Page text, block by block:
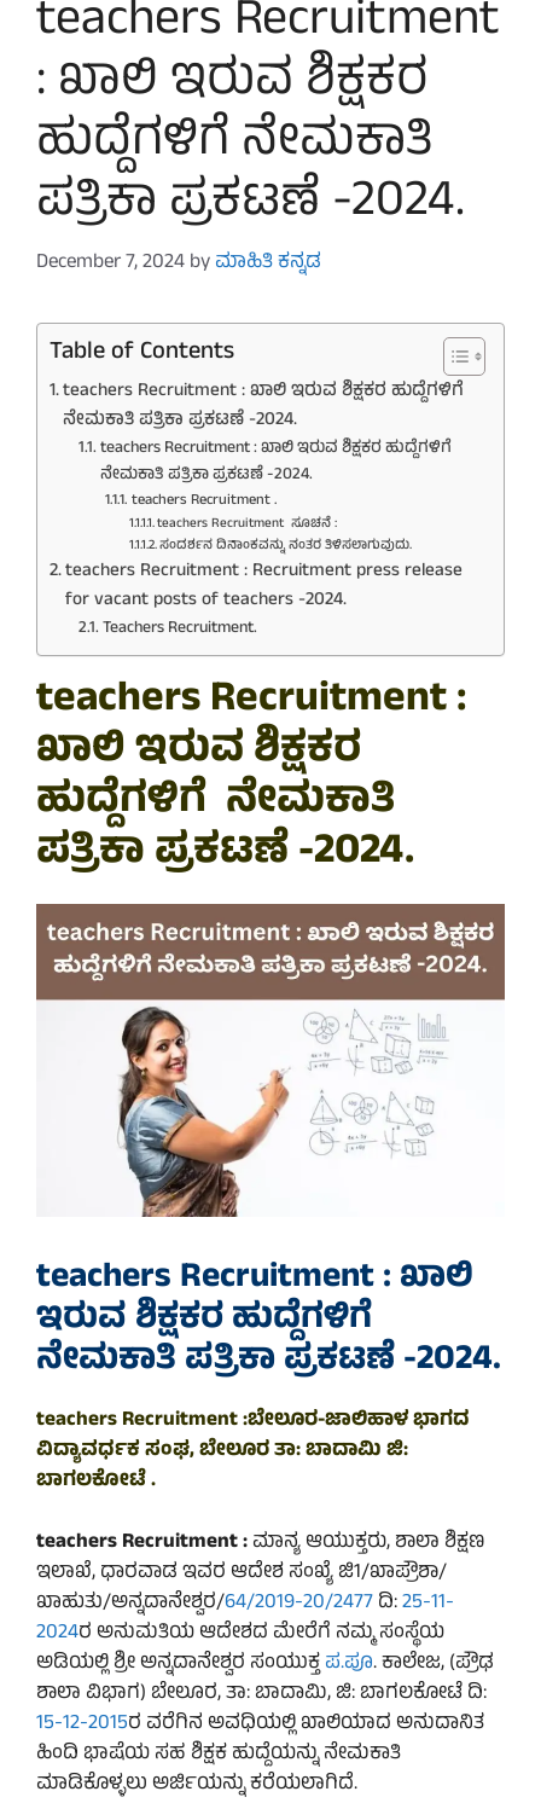
teachers Recruitment
: ಖಾಲಿ ಇರುವ ಶಿಕ್ಷಕರ
ಹುದ್ದೆಗಳಿಗೆ ನೇಮಕಾತಿ
ಪತ್ರಿಕಾ ಪ್ರಕಟಣೆ -2024.
December 7, 2024byಮಾಹಿತಿ ಕನ್ನಡ
Table of Contents
teachers Recruitment : ಖಾಲಿ ಇರುವ ಶಿಕ್ಷಕರ ಹುದ್ದೆಗಳಿಗೆ
ನೇಮಕಾತಿ ಪತ್ರಿಕಾ ಪ್ರಕಟಣೆ -2024.
teachers Recruitment : ಖಾಲಿ ಇರುವ ಶಿಕ್ಷಕರ ಹುದ್ದೆಗಳಿಗೆ
ನೇಮಕಾತಿ ಪತ್ರಿಕಾ ಪ್ರಕಟಣೆ -2024.
teachers Recruitment .
teachers Recruitment ಸೂಚನೆ :
ಸಂದರ್ಶನ ದಿನಾಂಕವನ್ನು ನಂತರ ತಿಳಿಸಲಾಗುವುದು.
teachers Recruitment : Recruitment press release
for vacant posts of teachers -2024.
Teachers Recruitment.
teachers Recruitment :
ಖಾಲಿ ಇರುವ ಶಿಕ್ಷಕರ
ಹುದ್ದೆಗಳಿಗೆ ನೇಮಕಾತಿ
ಪತ್ರಿಕಾ ಪ್ರಕಟಣೆ -2024.
teachers Recruitment : ಖಾಲಿ
ಇರುವ ಶಿಕ್ಷಕರ ಹುದ್ದೆಗಳಿಗೆ
ನೇಮಕಾತಿ ಪತ್ರಿಕಾ ಪ್ರಕಟಣೆ -2024.
teachers Recruitment :ಬೇಲೂರ-ಜಾಲಿಹಾಳ ಭಾಗದ
ವಿದ್ಯಾವರ್ಧಕ ಸಂಘ, ಬೇಲೂರ ತಾ: ಬಾದಾಮಿ ಜಿ:
ಬಾಗಲಕೋಟೆ .
teachers Recruitment :ಮಾನ್ಯ ಆಯುಕ್ತರು, ಶಾಲಾ ಶಿಕ್ಷಣ
ಇಲಾಖೆ, ಧಾರವಾಡ ಇವರ ಆದೇಶ ಸಂಖ್ಯೆ ಜಿ1/ಖಾಪ್ರೌಶಾ/
ಖಾಹುತು/ಅನ್ನದಾನೇಶ್ವರ/64/2019-20/2477ದಿ:25-11-
2024ರ ಅನುಮತಿಯ ಆದೇಶದ ಮೇರೆಗೆ ನಮ್ಮ ಸಂಸ್ಥೆಯ
ಅಡಿಯಲ್ಲಿ ಶ್ರೀ ಅನ್ನದಾನೇಶ್ವರ ಸಂಯುಕ್ತಪ.ಪೂ. ಕಾಲೇಜ, (ಪ್ರೌಢ
ಶಾಲಾ ವಿಭಾಗ) ಬೇಲೂರ, ತಾ: ಬಾದಾಮಿ, ಜಿ: ಬಾಗಲಕೋಟೆ ದಿ:
15-12-2015ರ ವರೆಗಿನ ಅವಧಿಯಲ್ಲಿ ಖಾಲಿಯಾದ ಅನುದಾನಿತ
ಹಿಂದಿ ಭಾಷೆಯ ಸಹ ಶಿಕ್ಷಕ ಹುದ್ದೆಯನ್ನು ನೇಮಕಾತಿ
ಮಾಡಿಕೊಳ್ಳಲು ಅರ್ಜಿಯನ್ನು ಕರೆಯಲಾಗಿದೆ.